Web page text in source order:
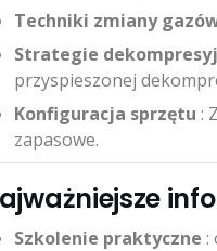
Techniki zmiany
Strategie
przyspieszonej
Konfiguracja sprzętu :
zapasowe.
Szkolenie praktyczne :